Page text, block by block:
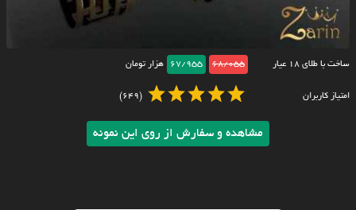
ساخت با طلای ۱۸ عیار 68/055
67/955 هزار تومان
امتیاز کاربران (649)
مشاهده و سفارش از روی این نمونه